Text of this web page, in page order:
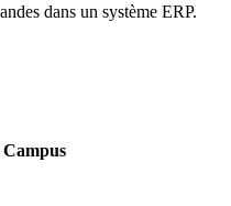
dans un système ERP.